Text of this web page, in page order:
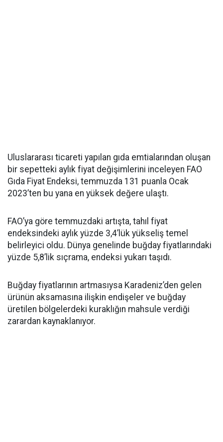
Uluslararası ticareti yapılan gıda emtialarından oluşan
bir sepetteki aylık fiyat değişimlerini inceleyen FAO
Gıda Fiyat Endeksi, temmuzda 131 puanla Ocak
2023’ten bu yana en yüksek değere ulaştı.
FAO’ya göre temmuzdaki artışta, tahıl fiyat
endeksindeki aylık yüzde 3,4’lük yükseliş temel
belirleyici oldu. Dünya genelinde buğday fiyatlarındaki
yüzde 5,8’lik sıçrama, endeksi yukarı taşıdı.
Buğday fiyatlarının artmasıysa Karadeniz’den gelen
ürünün aksamasına ilişkin endişeler ve buğday
üretilen bölgelerdeki kuraklığın mahsule verdiği
zarardan kaynaklanıyor.